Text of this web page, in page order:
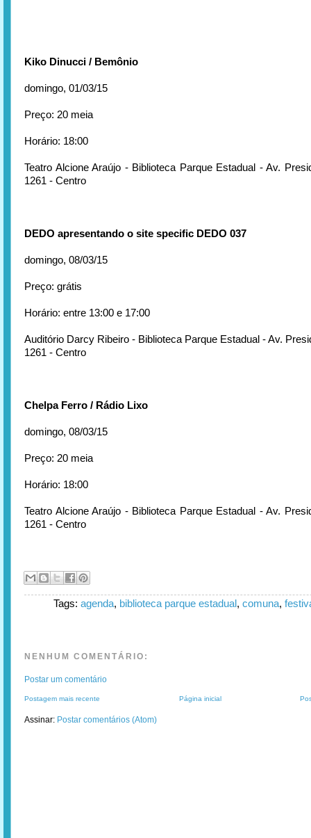
Kiko Dinucci / Bemônio
domingo, 01/03/15
Preço: 20 meia
Horário: 18:00
Teatro Alcione Araújo - Biblioteca Parque Estadual - Av.
1261 - Centro
DEDO apresentando o site specific DEDO 037
domingo, 08/03/15
Preço: grátis
Horário: entre 13:00 e 17:00
Auditório Darcy Ribeiro - Biblioteca Parque Estadual - Av.
1261 - Centro
Chelpa Ferro / Rádio Lixo
domingo, 08/03/15
Preço: 20 meia
Horário: 18:00
Teatro Alcione Araújo - Biblioteca Parque Estadual - Av.
1261 - Centro
Tags: agenda, biblioteca parque estadual, comuna,
NENHUM COMENTÁRIO:
Postar um comentário
Postagem mais recente Página inicial
Assinar: Postar comentários (Atom)